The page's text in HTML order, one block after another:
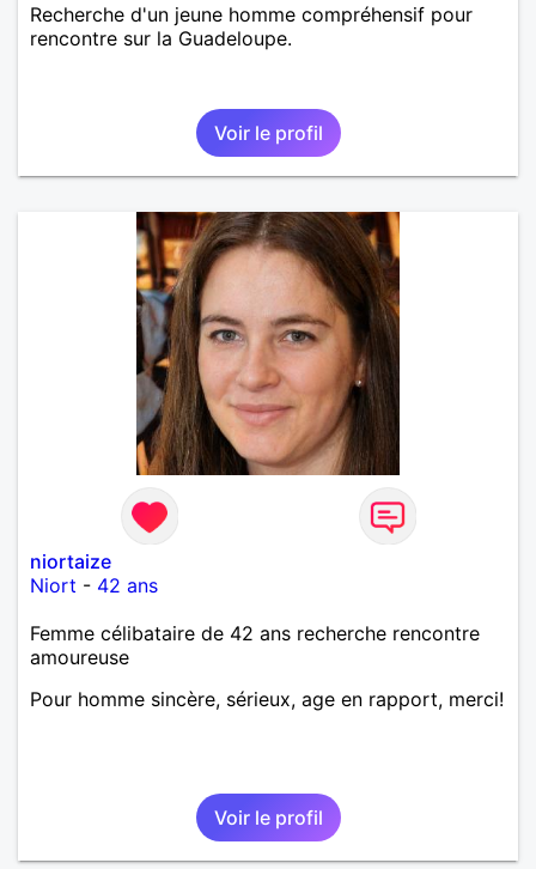
Recherche d'un jeune homme compréhensif pour
rencontre sur la Guadeloupe.
Voir le profil
niortaize
Niort - 42 ans
Femme célibataire de 42 ans recherche rencontre
amoureuse
Pour homme sincère, sérieux, age en rapport, merci!
Voir le profil